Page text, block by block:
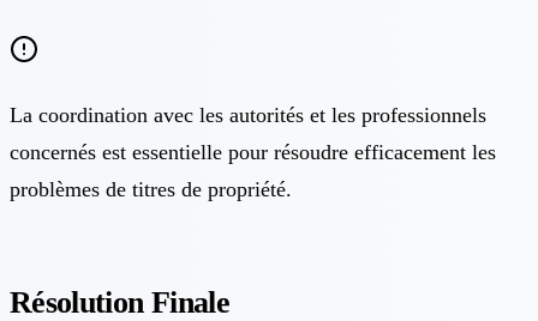
La coordination avec les autorités et les professionnels
concernés est essentielle pour résoudre efficacement les
problèmes de titres de propriété.
Résolution Finale